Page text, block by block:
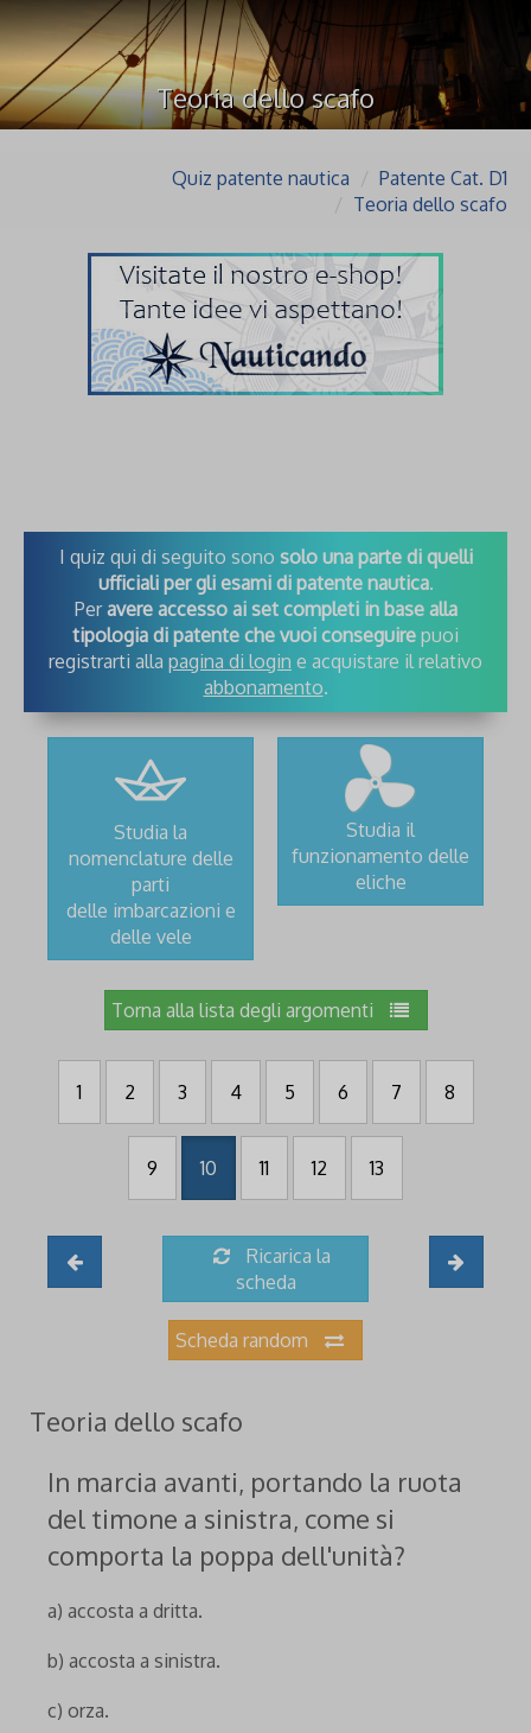
Teoria dello scafo
Quiz patente nautica
Patente Cat. D1
Teoria dello scafo
I quiz qui di seguito sono solo una parte di quelli
ufficiali per gli esami di patente nautica.
Peravere accesso ai set completi in base alla
tipologia di patente che vuoi conseguire puoi
registrarti alla pagina di login e acquistare il relativo
abbonamento.
Studia la
nomenclature delle
parti
delle imbarcazioni e
delle vele
Studia il
funzionamento delle
eliche
Torna alla lista degli argomenti
1 2 3 4 5 6 7 8
9 10 11 12 13
Ricarica la
scheda
Scheda random
Teoria dello scafo
In marcia avanti, portando la ruota
del timone a sinistra, come si
comporta la poppa dell'unità?
a) accosta a dritta.
b) accosta a sinistra.
c) orza.